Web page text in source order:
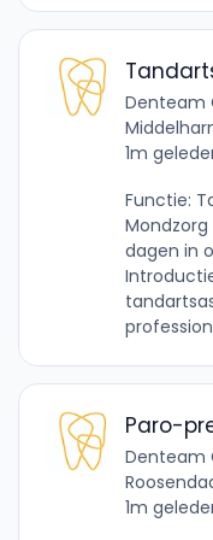
Denteam
1m
Functie:
dagen in
Paro-
Denteam
1m